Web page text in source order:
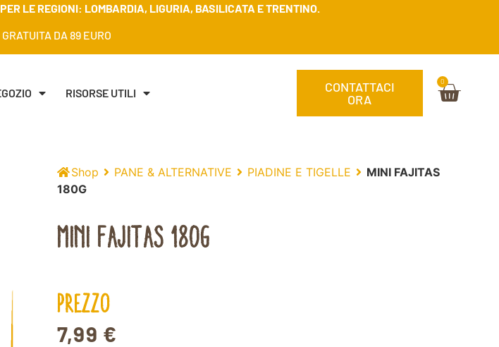
LE REGIONI: LOMBARDIA, LIGURIA, BASILICATA E TRENTINO.
DA 89 EURO
RISORSE UTILI
CONTATTACI
ORA
0
Shop PANE & ALTERNATIVE PIADINE E TIGELLE
MINI FAJITAS
180G
MINI FAJITAS 180G
PREZZO
7,99 €